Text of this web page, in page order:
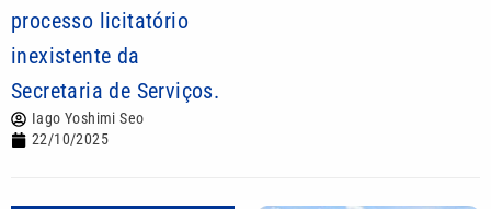
processo licitatório
inexistente da
Secretaria de Serviços.
Iago Yoshimi Seo
22/10/2025